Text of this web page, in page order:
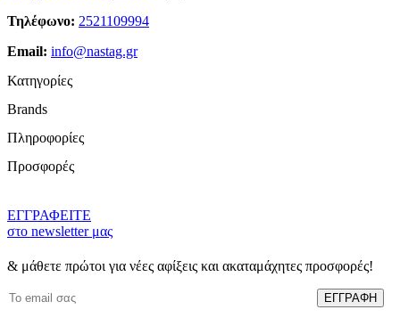
Τηλέφωνο: 2521109994
Email: info@nastag.gr
Κατηγορίες
Φορέματα
Φούστες
Μπλούζες
Πουκάμισα
Ζακέτες
Πλεκτά
Παντελονόφουστες
Brands
Compania Fantastica
N2110
Vero Moda
Floss
Lumina
Πληροφορίες
Όροι Χρήσης
Προσωπικά Δεδομένα
Τρόποι Πληρωμής
Πολιτική Αποστολών
Πολιτική Επιστροφών
Προσφορές
Γυναικείες Μπλούζες Προσφορές
Γυναικεία T-Shirt Προσφορές
Φούστες Προσφορές
Γυναικεία Πλεκτά Ρούχα Προσφορές
ΕΓΓΡΑΦΕΙΤΕ
στο newsletter μας
& μάθετε πρώτοι για νέες αφίξεις και ακαταμάχητες προσφορές!